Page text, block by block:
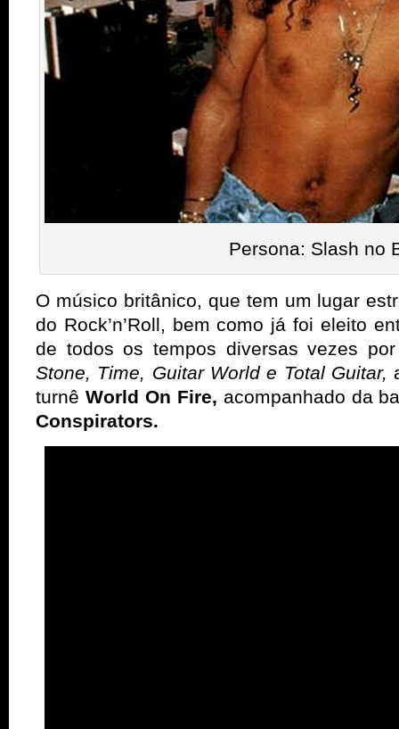
Persona: Slash no
O músico britânico, que tem um lugar
do Rock’n’Roll, bem como já foi eleito
de todos os tempos diversas vezes
Stone, Time, Guitar World e Total Guitar,
turnê World On Fire, acompanhado da
Conspirators.